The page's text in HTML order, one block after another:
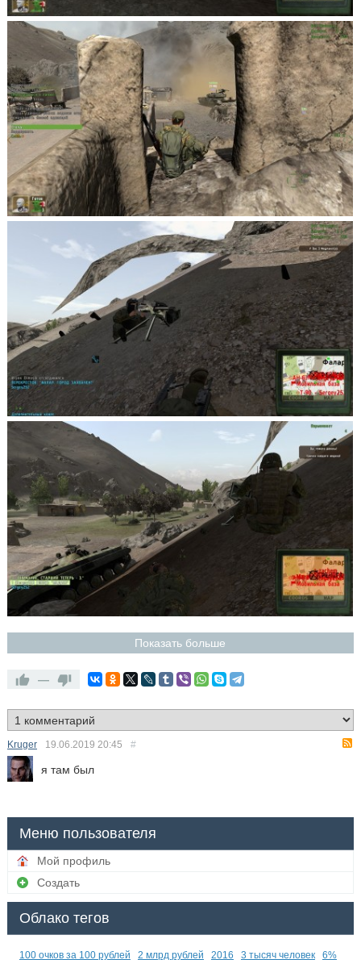
Показать больше
—
Kruger 19.06.2019 20:45 #
я там был
Меню пользователя
Мой профиль
Создать
Облако тегов
100 очков за 100 рублей 2 млрд рублей 2016 3 тысяч человек 6%